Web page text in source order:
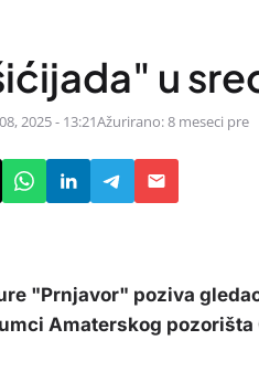
u
2025 - 13:21Ažurirano: 8 meseci pre
"Prnjavor" poziva
Amaterskog pozorišta